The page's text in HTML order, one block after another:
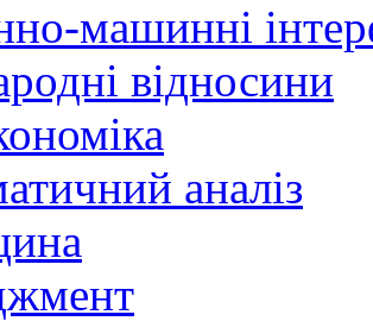
машинні
відносини
аналіз